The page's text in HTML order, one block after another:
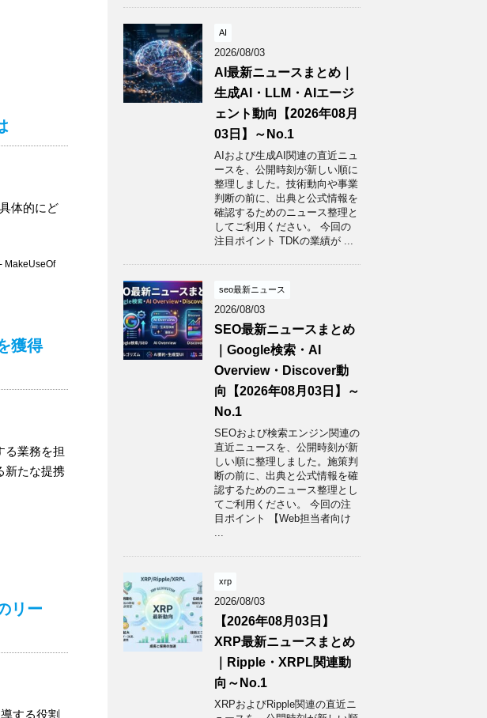
体的にど
MakeUseOf
獲得
る業務を担
新たな提携
リー
する役割
AI
2026/08/03
AI最新ニュースまとめ｜
生成AI・LLM・AIエージ
ェント動向【2026年08月
03日】～No.1
AIおよび生成AI関連の直近ニュ
ースを、公開時刻が新しい順に
整理しました。技術動向や事業
判断の前に、出典と公式情報を
確認するためのニュース整理と
してご利用ください。 今回の
注目ポイント TDKの業績が ...
seo最新ニュース
2026/08/03
SEO最新ニュースまとめ
｜Google検索・AI
Overview・Discover動
向【2026年08月03日】～
No.1
SEOおよび検索エンジン関連の
直近ニュースを、公開時刻が新
しい順に整理しました。施策判
断の前に、出典と公式情報を確
認するためのニュース整理とし
てご利用ください。 今回の注
目ポイント 【Web担当者向け
xrp
2026/08/03
【2026年08月03日】
XRP最新ニュースまとめ
｜Ripple・XRPL関連動
向～No.1
XRPおよびRipple関連の直近ニ